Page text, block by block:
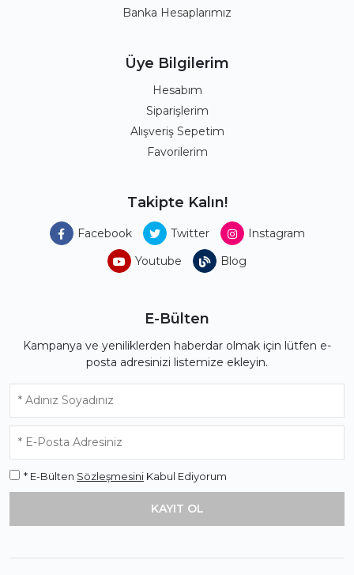
Banka Hesaplarımız
Üye Bilgilerim
Hesabım
Siparişlerim
Alışveriş Sepetim
Favorilerim
Takipte Kalın!
Facebook Twitter
Instagram
Youtube
Blog
E-Bülten
Kampanya ve yeniliklerden haberdar olmak için lütfen e-
posta adresinizi listemize ekleyin.
* E-Bülten Sözleşmesini Kabul Ediyorum